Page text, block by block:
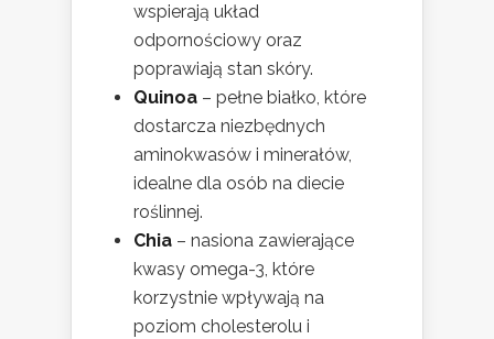
wspierają układ
odpornościowy oraz
poprawiają stan skóry.
Quinoa – pełne białko, które
dostarcza niezbędnych
aminokwasów i minerałów,
idealne dla osób na diecie
roślinnej.
Chia – nasiona zawierające
kwasy omega-3, które
korzystnie wpływają na
poziom cholesterolu i